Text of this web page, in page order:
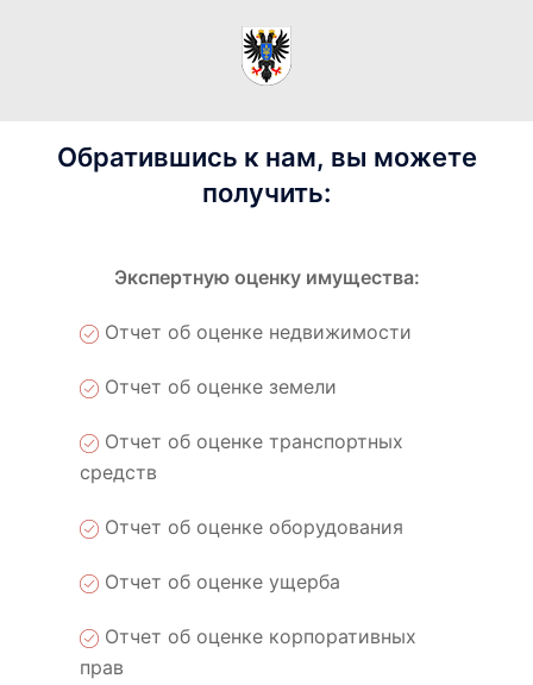
Обратившись к нам, вы можете
получить:
Экспертную оценку имущества:
Отчет об оценке недвижимости
Отчет об оценке земели
Отчет об оценке транспортных
средств
Отчет об оценке оборудования
Отчет об оценке ущерба
Отчет об оценке корпоративных
прав